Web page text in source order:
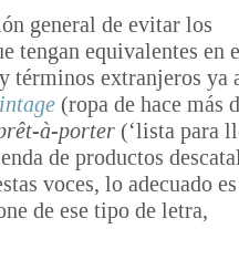
general de evitar los
tengan equivalentes en
términos extranjeros ya
(ropa de hace más
à-porter (‘lista para
de productos
voces, lo adecuado
de ese tipo de letra,